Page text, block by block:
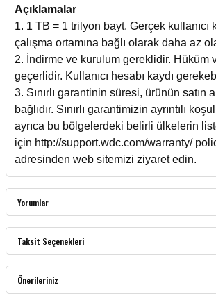
Açıklamalar
1. 1 TB = 1 trilyon bayt. Gerçek kullanıcı
çalışma ortamına bağlı olarak daha az
2. İndirme ve kurulum gereklidir. Hüküm
geçerlidir. Kullanıcı hesabı kaydı
3. Sınırlı garantinin süresi, ürünün satın
bağlıdır. Sınırlı garantimizin ayrıntılı
ayrıca bu bölgelerdeki belirli ülkelerin
için http://support.wdc.com/warranty/
adresinden web sitemizi ziyaret edin.
Yorumlar
Bu ürüne ilk yorumu siz yapın!
Taksit Seçenekleri
Önerileriniz